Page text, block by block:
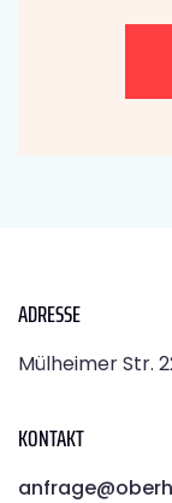
ADRESSE
Mülheimer Str.
KONTAKT